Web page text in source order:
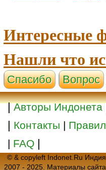
Интересные
Нашли что
Cпасибо Вопрос
|Авторы Индонета
| Контакты |
| FAQ |
© & copyleft Indonet.Ru
2007 - 2025. Материалы